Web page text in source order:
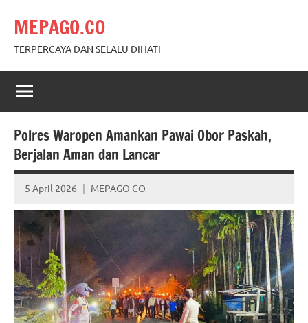
content
MEPAGO.CO
TERPERCAYA DAN SELALU DIHATI
Polres Waropen Amankan Pawai Obor Paskah,
Berjalan Aman dan Lancar
5 April 2026 MEPAGO CO
No
comments